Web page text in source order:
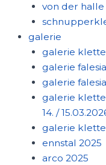
von der halle
galerie
galerie
galerie
galerie
galerie
14. /
galerie
ennstal 2025
arco 2025